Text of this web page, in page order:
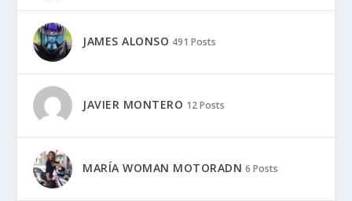
JAMES ALONSO 491 Posts
JAVIER MONTERO 12 Posts
MARÍA WOMAN MOTORADN 6 Posts